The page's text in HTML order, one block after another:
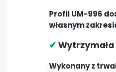
Profil UM-996
własnym
✔
Wykonany z